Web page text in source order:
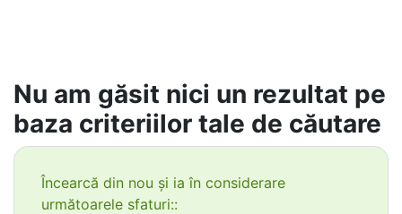
Nu am găsit nici un rezultat pe
baza criteriilor tale de căutare
Încearcă din nou și ia în considerare
următoarele sfaturi::